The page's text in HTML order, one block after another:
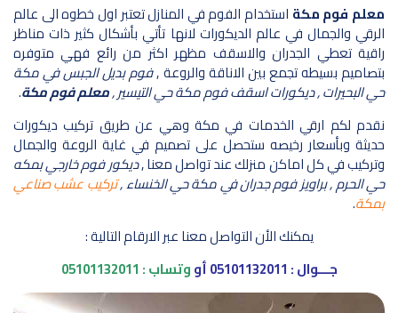
معلم فوم مكة استخدام الفوم في المنازل تعتبر اول خطوه الى عالم
الرقي والجمال في عالم الديكورات لانها تأتي بأشكال كثير ذات مناظر
راقية تعطي الجدران والاسقف مظهر اكثر من رائع فهي متوفره
بتصاميم بسيطه تجمع بين الاناقة والروعة ,فوم بديل الجبس في مكة
حي البحيرات , ديكورات اسقف فوم مكة حي التيسير ,معلم فوم مكة.
نقدم لكم ارقي الخدمات في مكة وهي عن طريق تركيب ديكورات
حديثة وبأسعار رخيصه ستحصل على تصميم في غاية الروعة والجمال
وتركيب في كل اماكن منزلك عند تواصل معنا ,ديكور فوم خارجي بمكه
حي الحرم , براويز فوم جدران في مكة حي الخنساء ,تركيب عشب صناعي
بمكة.
يمكنك الأن التواصل معنا عبر الارقام التالية :
جـــوال : 05101132011أووتساب : 05101132011